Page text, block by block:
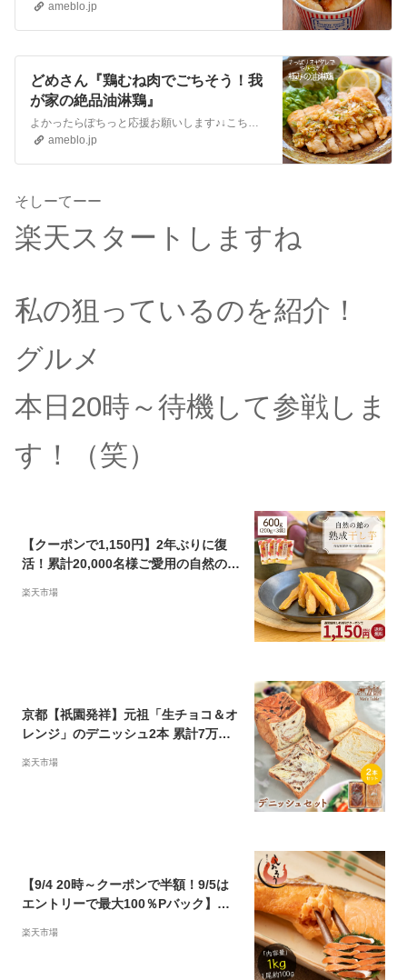
ameblo.jp
どめさん『鶏むね肉でごちそう！我
が家の絶品油淋鶏』
ameblo.jp
そしーてーー
楽天スタートしますね
私の狙っているのを紹介！
グルメ
本日20時～待機して参戦しま
す！（笑）
【クーポンで1,150円】2年ぶりに復
活！累計20,000名様ご愛用の自然の館
(200g×3袋) 芋 スイーツ 無添加 無着
楽天市場
京都【祇園発祥】元祖「生チョコ＆オ
レンジ」のデニッシュ2本 累計7万斤
パン お試し2本セット 生チョコ＋オレ
楽天市場
【9/4 20時～クーポンで半額！9/5は
エントリーで最大100％Pバック】銀
さけ サケ 焼き鮭 焼き魚 魚 さかな 冷
楽天市場